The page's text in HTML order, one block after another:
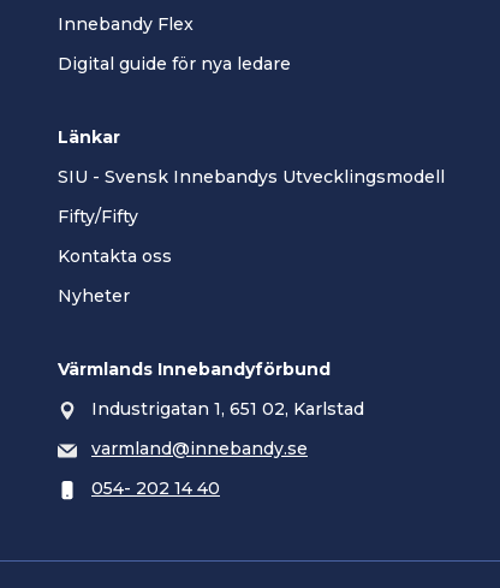
Innebandy Flex
Digital guide för nya ledare
Länkar
SIU - Svensk Innebandys Utvecklingsmodell
Fifty/Fifty
Kontakta oss
Nyheter
Värmlands Innebandyförbund
Industrigatan 1, 651 02, Karlstad
varmland@innebandy.se
054- 202 14 40